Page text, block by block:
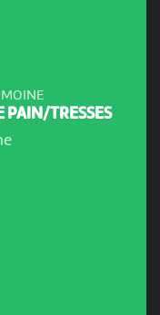
PAIN/TRESSES